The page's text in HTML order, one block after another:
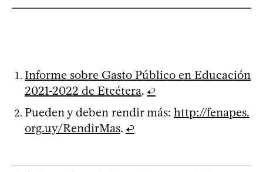
Informe sobre Gasto Público en Educación
2021-2022 de Etcétera. ↩
Pueden y deben rendir más: http://fenapes.
org.uy/RendirMas. ↩